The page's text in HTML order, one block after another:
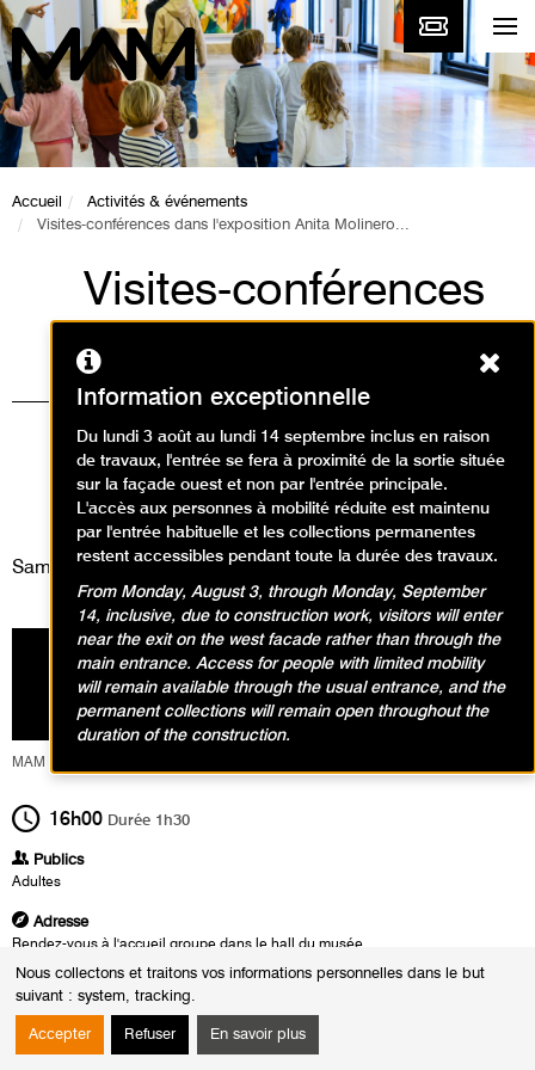
Nous collectons et traitons vos informations personnelles dans le but
suivant : system, tracking.
Accepter Refuser En savoir plus
Accueil
Activités & événements
Visites-conférences dans l'exposition Anita Molinero...
Visites-conférences
dans l'exposition
Anita Molinero
Extrudia
Visites / Visite d'exposition
temporaire
Samedi 9 juillet 2022
MAM Service Culturel
16h00 Durée 1h30
Publics
Adultes
Adresse
Rendez-vous à l'accueil groupe dans le hall du musée
Vendredi 25 mars 2022
au :
Dimanche 24 juillet 2022
mardis de 14h30 à 16h00
Information exceptionnelle
Du lundi 3 août au lundi 14 septembre inclus en raison
de travaux, l'entrée se fera à proximité de la sortie située
sur la façade ouest et non par l'entrée principale.
L'accès aux personnes à mobilité réduite est maintenu
par l'entrée habituelle et les collections permanentes
restent accessibles pendant toute la durée des travaux.
From Monday, August 3, through Monday, September
14, inclusive, due to construction work, visitors will enter
near the exit on the west facade rather than through the
main entrance. Access for people with limited mobility
will remain available through the usual entrance, and the
permanent collections will remain open throughout the
duration of the construction.